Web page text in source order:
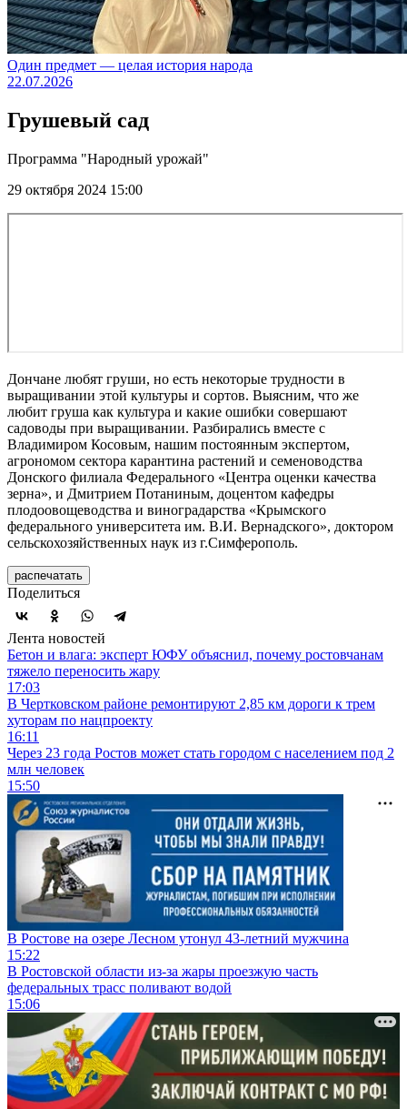
Один предмет — целая история народа
22.07.2026
Грушевый сад
Программа "Народный урожай"
29 октября 2024 15:00
Дончане любят груши, но есть некоторые трудности в
выращивании этой культуры и сортов. Выясним, что же
любит груша как культура и какие ошибки совершают
садоводы при выращивании. Разбирались вместе с
Владимиром Косовым, нашим постоянным экспертом,
агрономом сектора карантина растений и семеноводства
Донского филиала Федерального «Центра оценки качества
зерна», и Дмитрием Потаниным, доцентом кафедры
плодоовощеводства и виноградарства «Крымского
федерального университета им. В.И. Вернадского», доктором
сельскохозяйственных наук из г.Симферополь.
распечатать
Поделиться
Лента новостей
Бетон и влага: эксперт ЮФУ объяснил, почему ростовчанам
тяжело переносить жару
17:03
В Чертковском районе ремонтируют 2,85 км дороги к трем
хуторам по нацпроекту
16:11
Через 23 года Ростов может стать городом с населением под 2
млн человек
15:50
В Ростове на озере Лесном утонул 43-летний мужчина
15:22
В Ростовской области из-за жары проезжую часть
федеральных трасс поливают водой
15:06